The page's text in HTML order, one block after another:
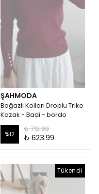
ŞAHMODA
Boğazlı Kolları Droplu Triko
Kazak - Badi - bordo
%12
₺ 712.99
₺ 623.99
Tükendi